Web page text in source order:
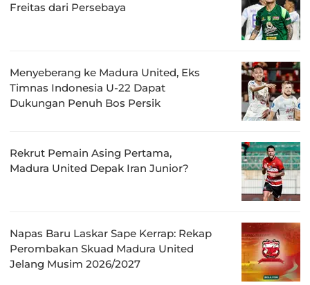
Freitas dari Persebaya
Menyeberang ke Madura United, Eks
Timnas Indonesia U-22 Dapat
Dukungan Penuh Bos Persik
Rekrut Pemain Asing Pertama,
Madura United Depak Iran Junior?
Napas Baru Laskar Sape Kerrap: Rekap
Perombakan Skuad Madura United
Jelang Musim 2026/2027